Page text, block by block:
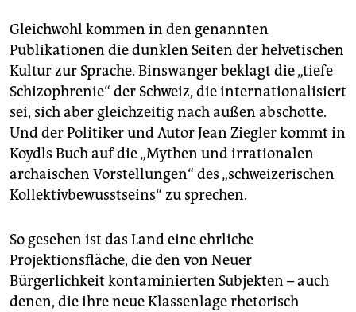
Gleichwohl kommen in den genannten
Publikationen die dunklen Seiten der helvetischen
Kultur zur Sprache. Binswanger beklagt die „tiefe
Schizophrenie“ der Schweiz, die internationalisiert
sei, sich aber gleichzeitig nach außen abschotte.
Und der Politiker und Autor Jean Ziegler kommt in
Koydls Buch auf die „Mythen und irrationalen
archaischen Vorstellungen“ des „schweizerischen
Kollektivbewusstseins“ zu sprechen.
So gesehen ist das Land eine ehrliche
Projektionsfläche, die den von Neuer
Bürgerlichkeit kontaminierten Subjekten – auch
denen, die ihre neue Klassenlage rhetorisch